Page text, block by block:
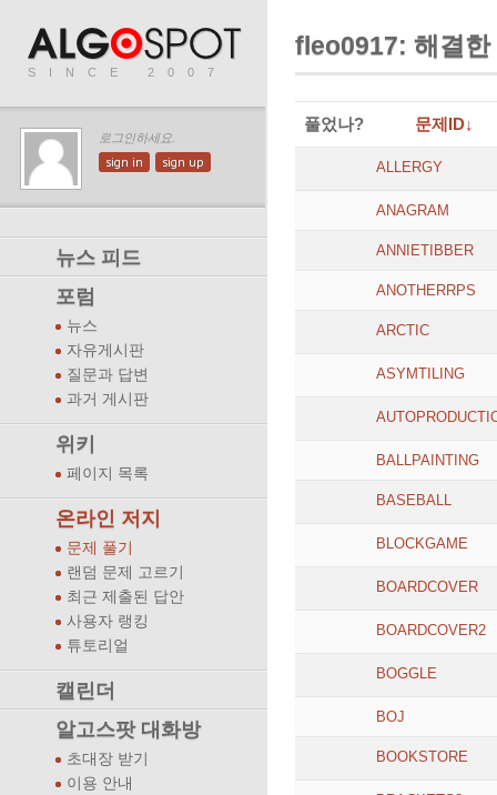
SINCE 2007
로그인하세요.
sign in sign up
뉴스 피드
포럼
뉴스
자유게시판
질문과 답변
과거 게시판
위키
페이지 목록
온라인 저지
문제 풀기
랜덤 문제 고르기
최근 제출된 답안
사용자 랭킹
튜토리얼
캘린더
알고스팟 대화방
초대장 받기
이용 안내
fleo0917: 해결한
풀었나? 문제ID↓
ALLERGY
ANAGRAM
ANNIETIBBER
ANOTHERRPS
ARCTIC
ASYMTILING
BALLPAINTING
BASEBALL
BLOCKGAME
BOARDCOVER
BOARDCOVER2
BOGGLE
BOJ
BOOKSTORE